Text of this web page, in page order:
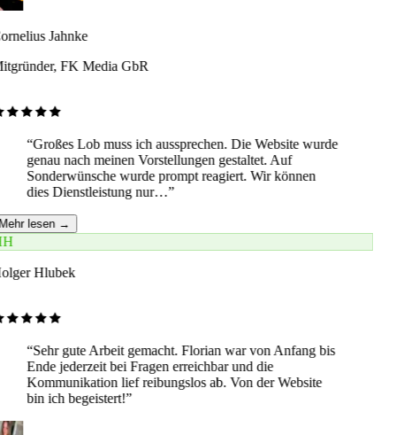
Jahnke
FK Media GbR
“Großes Lob muss ich aussprechen. Die Website wurde
genau nach meinen Vorstellungen gestaltet. Auf
Sonderwünsche wurde prompt reagiert. Wir können
dies Dienstleistung nur…”
lesen →
Hlubek
“Sehr gute Arbeit gemacht. Florian war von Anfang bis
Ende jederzeit bei Fragen erreichbar und die
Kommunikation lief reibungslos ab. Von der Website
bin ich begeistert!”